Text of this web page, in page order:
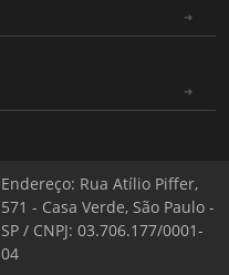
Endereço: Rua Atílio Piffer,
571 - Casa Verde, São Paulo -
SP / CNPJ: 03.706.177/0001-
04